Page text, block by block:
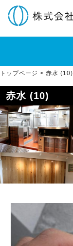
トップページ > 赤水 (10)
赤水 (10)